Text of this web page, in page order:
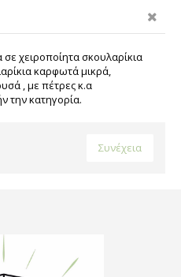
χειροποίητα σκουλαρίκια
καρφωτά μικρά,
, με πέτρες κ.α
την κατηγορία.
Συνέχεια